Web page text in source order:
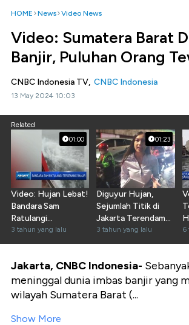
HOME News Video News
Video: Sumatera Barat
Banjir, Puluhan Orang
CNBC Indonesia TV, CNBC Indonesia
13 May 2024 10:03
Related
01:00
Video: Hujan Lebat!
Bandara Sam
Ratulangi
Tergenang Banjir
3 tahun yang lalu
01:23
Diguyur Hujan,
Sejumlah Titik di
Jakarta Terendam
Banjir
3 tahun yang lalu 6
Jakarta, CNBC Indonesia-
meninggal dunia imbas banjir yang
wilayah Sumatera Barat (...
Show More